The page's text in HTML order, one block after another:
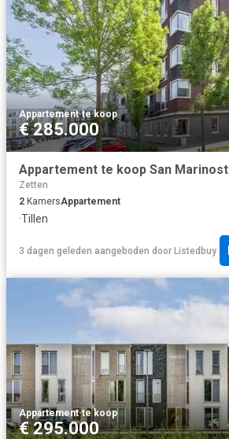
Appartement·te koop
€ 285.000
Zetten
2 KamersAppartement
·Tillen
3 dagen geleden aangeboden door Listedbuy
Appartement·te koop
€ 295.000